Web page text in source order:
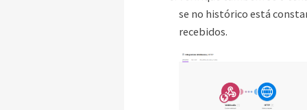
se no histórico está
recebidos.